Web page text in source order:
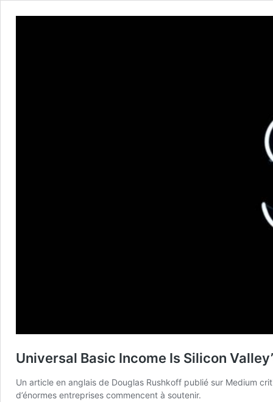
Universal Basic Income Is Silicon
Un article en anglais de Douglas Rushkoff publié sur Medium
d’énormes entreprises commencent à soutenir.